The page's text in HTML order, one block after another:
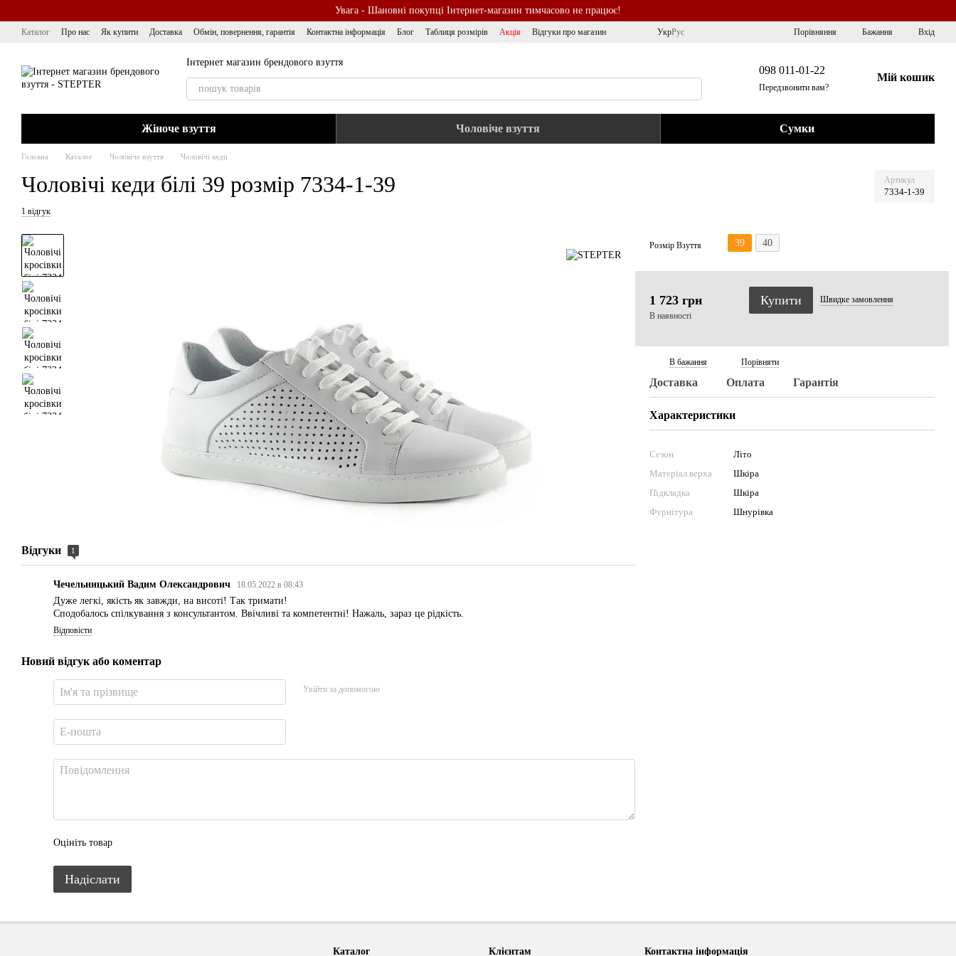
Увага - Шановні покупці Інтернет-магазин тимчасово не працює!
Каталог Про нас Як купити Доставка Обмін, повернення, гарантія Контактна інформація Блог Таблиця розмірів Акція Відгуки про магазин УкрРус Порівняння Бажання Вхід
Інтернет магазин брендового взуття
098 011-01-22
Передзвонити вам?
Мій кошик
Жіноче взуття Чоловіче взуття Сумки
Головна Каталог Чоловіче взуття Чоловічі кеди
Чоловічі кеди білі 39 розмір 7334-1-39 Артикул
7334-1-39
1 відгук
Відгуки 1
Чечельницький Вадим Олександрович 18.05.2022 в 08:43
Дуже легкі, якість як завжди, на висоті! Так тримати!
Сподобалось спілкування з консультантом. Ввічливі та компетентні! Нажаль, зараз це рідкість.
Відповісти
Новий відгук або коментар
Увійти за допомогою
Оцініть товар
Надіслати
Розмір Взуття 39 40
1 723 грн
В наявності
Купити Швидкезамовлення
В бажання Порівняти
Доставка Оплата Гарантія
Характеристики
Сезон
Літо
Матеріал верха
Шкіра
Підкладка
Шкіра
Фурнітура
Шнурівка
Каталог Клієнтам Контактна інформація